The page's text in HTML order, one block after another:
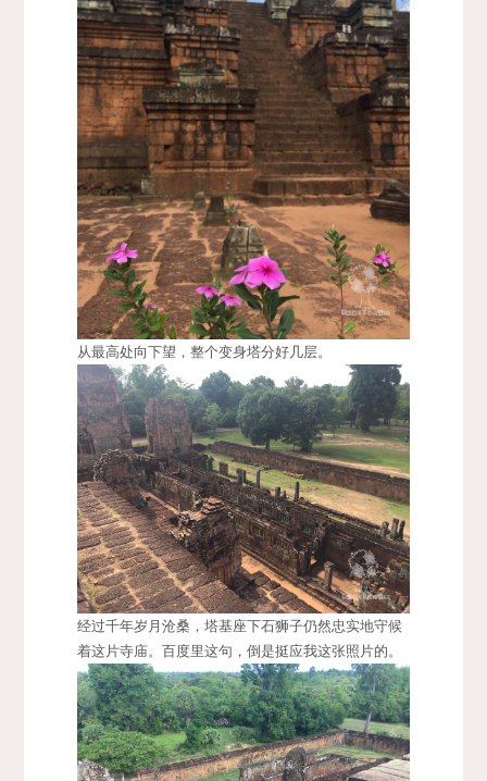
从最高处向下望，整个变身塔分好几层。
经过千年岁月沧桑，塔基座下石狮子仍然忠实地守候
着这片寺庙。百度里这句，倒是挺应我这张照片的。